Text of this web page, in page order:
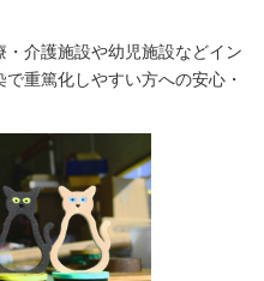
介護施設や幼児施設などイン
重篤化しやすい方への安心・